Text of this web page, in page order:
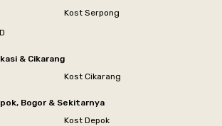
Kost Serpong
& Cikarang
Kost Cikarang
Bogor & Sekitarnya
Kost Depok